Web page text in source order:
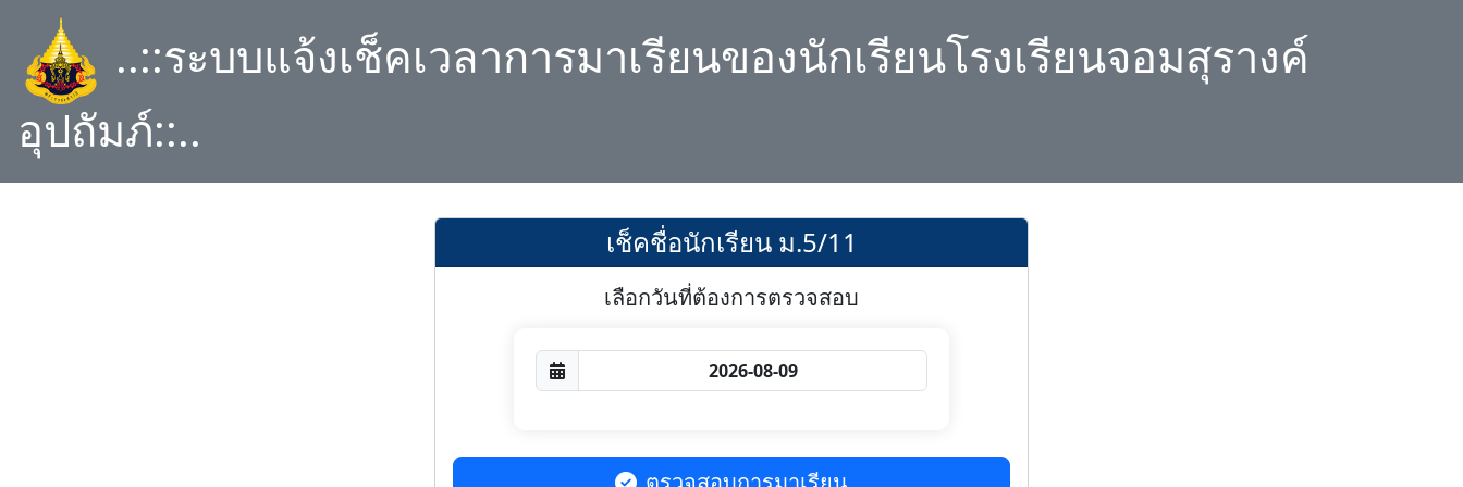
..::ระบบแจ้งเช็คเวลาการมาเรียนของนักเรียนโรงเรียนจอมสุรางค์
อุปถัมภ์::..
เช็คชื่อนักเรียน ม.5/11
เลือกวันที่ต้องการตรวจสอบ